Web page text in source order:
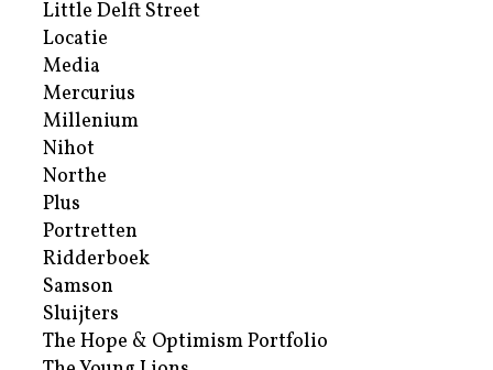
Little Delft Street
Locatie
Media
Mercurius
Millenium
Nihot
Northe
Plus
Portretten
Ridderboek
Samson
Sluijters
The Hope & Optimism Portfolio